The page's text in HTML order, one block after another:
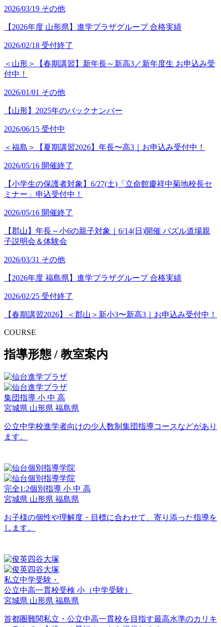
2026/03/19 その他
【2026年度 山形県】進学プラザグループ 合格実績
2026/02/18 受付終了
＜山形＞【春期講習】新年長～新高3／新年度生 お申込み受
付中！
2026/01/01 その他
【山形】2025年のバックナンバー
2026/06/15 受付中
＜福島＞【夏期講習2026】年長〜高3｜お申込み受付中！
2026/05/16 開催終了
【小学生の保護者対象】6/27(土)「立命館慶祥中菊地校長セ
ミナー」申込受付中！
2026/05/16 開催終了
【郡山】年長～小6の親子対象｜6/14(日)開催 パズル道場親
子説明会＆体験会
2026/03/31 その他
【2026年度 福島県】進学プラザグループ 合格実績
2026/02/25 受付終了
【春期講習2026】＜郡山＞新小3〜新高3｜お申込み受付中！
COURSE
指導形態 / 教室案内
集団指導 小 中 高
宮城県 山形県 福島県
公立中学校進学者向けの少人数制集団指導コースなどがあり
ます。
完全1:2個別指導 小 中 高
宮城県 山形県 福島県
お子様の個性や理解度・目標に合わせて、寄り添った指導を
します。
私立中学受験・
公立中高一貫校受検 小 （中学受験）
宮城県 山形県 福島県
首都圏難関私立・公立中高一貫校を目指す最高水準のカリキ